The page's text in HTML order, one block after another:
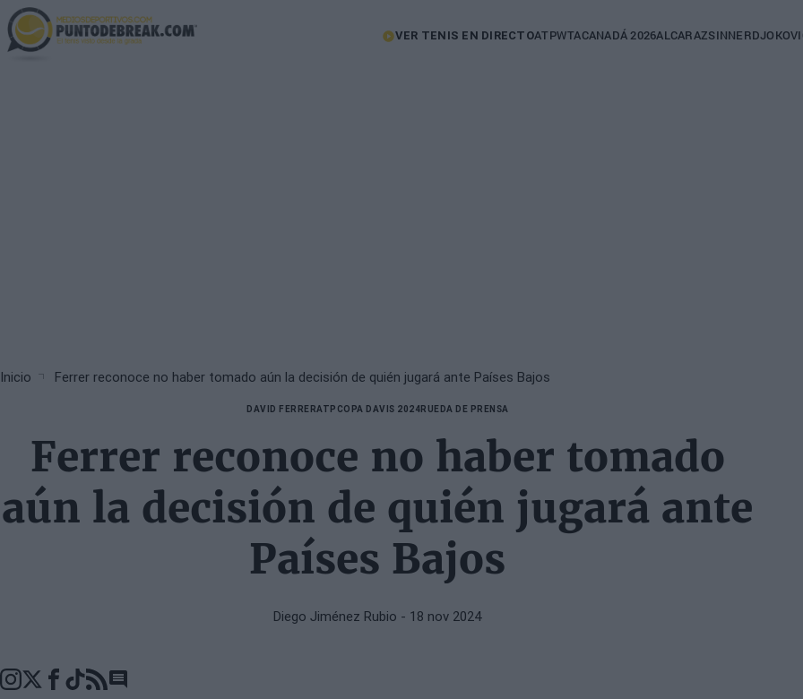
Skip
to
main
Main
VER TENIS EN DIRECTOATPWTACANADÁ 2026ALCARAZSINNER
Breadcrumb
Inicio Ferrer reconoce no haber tomado aún la decisión de quién jugará ante Países Bajos
DAVID FERRERATP COPA DAVIS 2024RUEDA DE PRENSA
Ferrer reconoce no haber tomado
aún la decisión de quién jugará ante
Países Bajos
Diego Jiménez Rubio - 18 nov 2024
Go to comments seciton